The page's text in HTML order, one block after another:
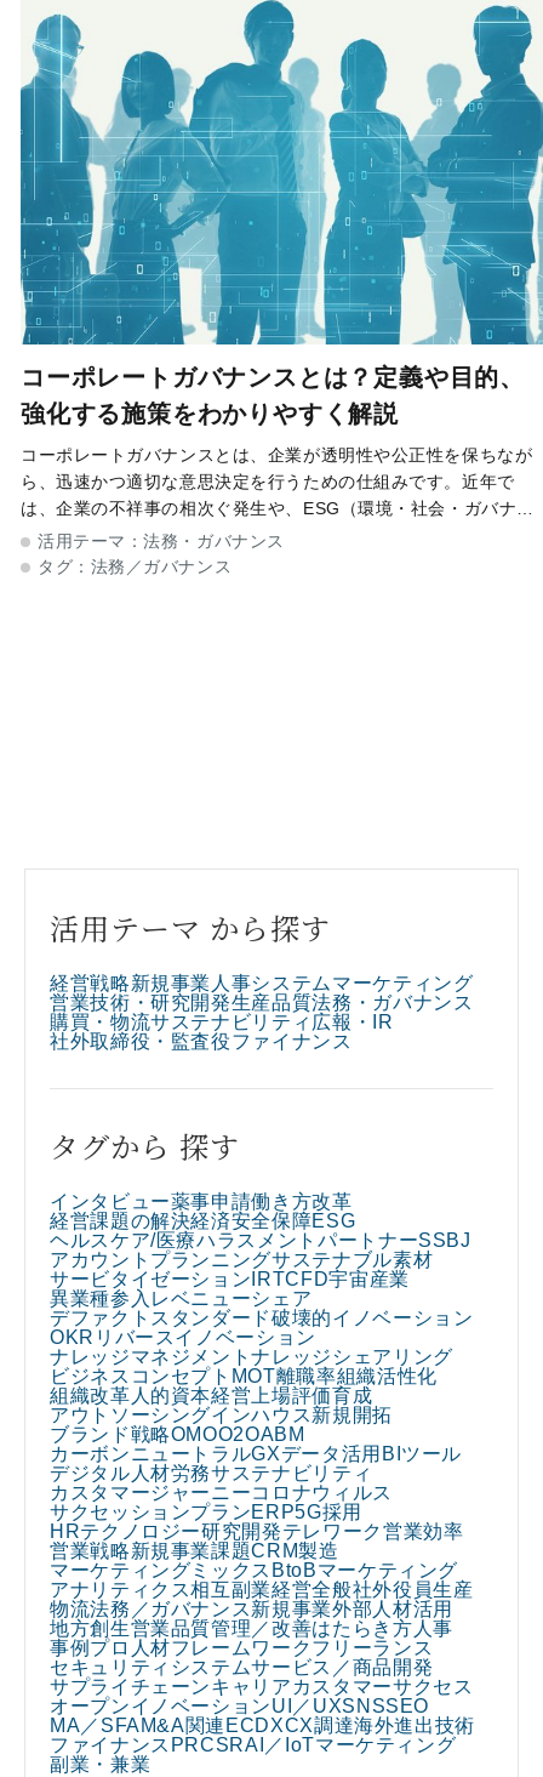
コーポレートガバナンスとは？定義や目的、
強化する施策をわかりやすく解説
コーポレートガバナンスとは、企業が透明性や公正性を保ちなが
ら、迅速かつ適切な意思決定を行うための仕組みです。近年で
は、企業の不祥事の相次ぐ発生や、ESG（環境・社会・ガバナン
ス）投資の拡大といった背景からコーポレートガバナンスの重要
性が一層高まっており、企業
活用テーマ：法務・ガバナンス
タグ： 法務／ガバナンス
活用テーマ から探す
経営戦略新規事業 人事システム マーケティング
営業技術・研究開発生産品質法務・ガバナンス
購買・物流サステナビリティ 広報・IR
社外取締役・監査役ファイナンス
タグから 探す
インタビュー薬事申請働き方改革
経営課題の解決経済安全保障ESG
ヘルスケア/医療ハラスメント パートナーSSBJ
アカウントプランニングサステナブル素材
サービタイゼーション IRTCFD宇宙産業
異業種参入 レベニューシェア
デファクトスタンダード破壊的イノベーション
OKR リバースイノベーション
ナレッジマネジメントナレッジシェアリング
ビジネスコンセプト MOT離職率組織活性化
組織改革 人的資本経営 上場評価育成
アウトソーシングインハウス新規開拓
ブランド戦略OMOO2OABM
カーボンニュートラルGXデータ活用 BIツール
デジタル人材労務サステナビリティ
カスタマージャーニーコロナウィルス
サクセッションプランERP5G採用
HRテクノロジー研究開発テレワーク営業効率
営業戦略新規事業課題CRM製造
マーケティングミックス BtoBマーケティング
アナリティクス相互副業経営全般社外役員生産
物流法務／ガバナンス新規事業外部人材活用
地方創生営業品質管理／改善はたらき方 人事
事例 プロ人材フレームワークフリーランス
セキュリティ システムサービス／商品開発
サプライチェーンキャリア カスタマーサクセス
オープンイノベーションUI／UXSNSSEO
MA／SFAM&A関連 ECDXCX調達海外進出技術
ファイナンス PRCSRAI／IoTマーケティング
副業・兼業